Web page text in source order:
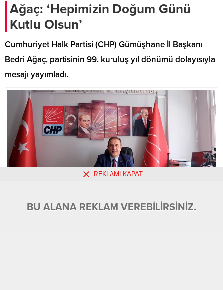
sonrası sendromu (PICS); hastane
yatan ve yoğun bakıma alınan
corona virüs hastalarında, daha
sonra ortaya çıkan rahatsızlıkları
içeriyor. Bu kişiler, çok uzun...
şelaleleri, temiz havası ve eşsiz
manzaralarıyla sonbahar
sonbahar yürüyüşü bu yıl rekor
katılımla gerçekleştirildi. Kürtün
ilçesine bağlı Yeşilköy...
Ağaç: ‘Hepimizin Doğum Günü
Kutlu Olsun’
Cumhuriyet Halk Partisi (CHP) Gümüşhane İl Başkanı
Bedri Ağaç, partisinin 99. kuruluş yıl dönümü dolayısıyla
mesajı yayımladı.
REKLAMI KAPAT
BU ALANA REKLAM VEREBİLİRSİNİZ.